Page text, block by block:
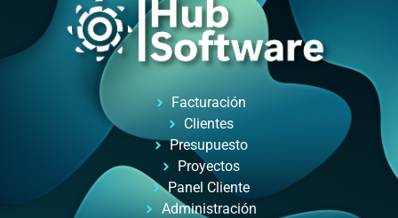
Facturación
Clientes
Presupuesto
Proyectos
Panel Cliente
Administración